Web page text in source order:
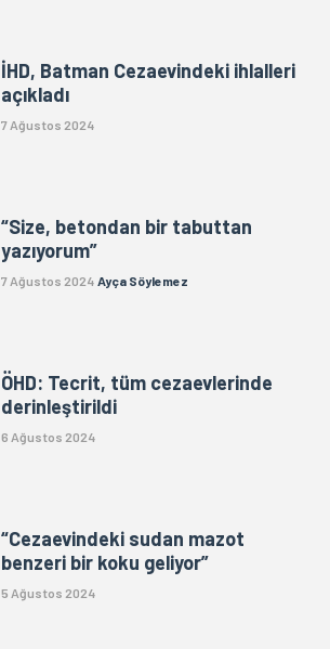
İHD, Batman Cezaevindeki ihlalleri
açıkladı
7 Ağustos 2024
“Size, betondan bir tabuttan
yazıyorum”
7 Ağustos 2024 Ayça Söylemez
ÖHD: Tecrit, tüm cezaevlerinde
derinleştirildi
6 Ağustos 2024
“Cezaevindeki sudan mazot
benzeri bir koku geliyor”
5 Ağustos 2024